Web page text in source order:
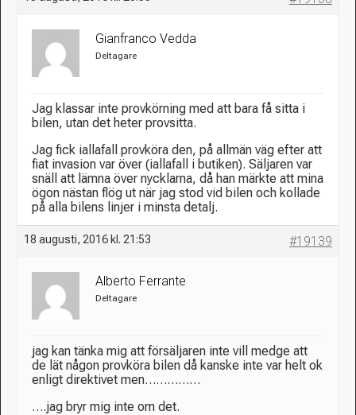
Gianfranco Vedda
Deltagare
Jag klassar inte provkörning med att bara få sitta i
bilen, utan det heter provsitta.
Jag fick iallafall provköra den, på allmän väg efter att
fiat invasion var över (iallafall i butiken). Säljaren var
snäll att lämna över nycklarna, då han märkte att mina
ögon nästan flög ut när jag stod vid bilen och kollade
på alla bilens linjer i minsta detalj.
18 augusti, 2016 kl. 21:53 #19139
Alberto Ferrante
Deltagare
jag kan tänka mig att försäljaren inte vill medge att
de lät någon provköra bilen då kanske inte var helt ok
enligt direktivet men……………
….jag bryr mig inte om det.